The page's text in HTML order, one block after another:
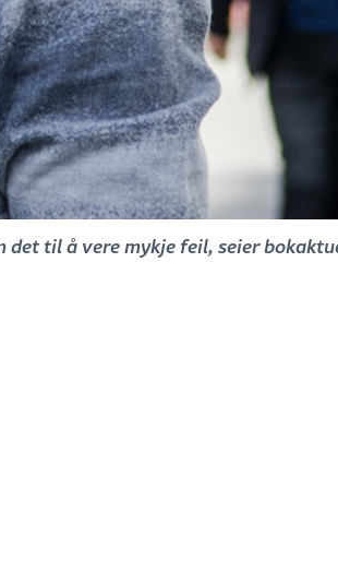
til å vere mykje feil, seier